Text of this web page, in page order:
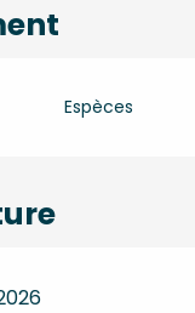
Espèces